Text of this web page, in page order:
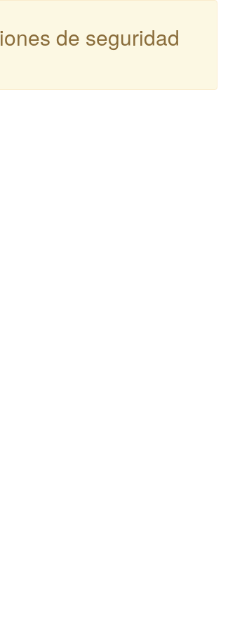
de seguridad